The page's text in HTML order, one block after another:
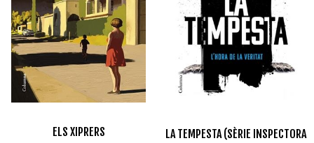
ELS XIPRERS
LA TEMPESTA (SÈRIE INSPECTORA